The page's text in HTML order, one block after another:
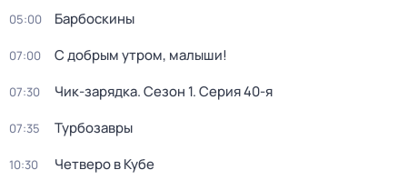
05:00 Барбоскины
07:00 С добрым утром, малыши!
07:30 Чик-зарядка. Сезон 1. Серия 40-я
07:35 Турбозавры
10:30 Четверо в Кубе